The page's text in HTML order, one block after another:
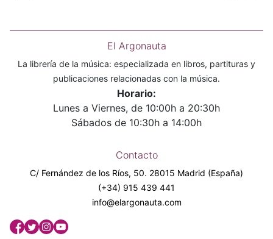
El Argonauta
La librería de la música: especializada en libros, partituras y
publicaciones relacionadas con la música.
Horario:
Lunes a Viernes, de 10:00h a 20:30h
Sábados de 10:30h a 14:00h
Contacto
C/ Fernández de los Ríos, 50. 28015 Madrid (España)
(+34) 915 439 441
info@elargonauta.com